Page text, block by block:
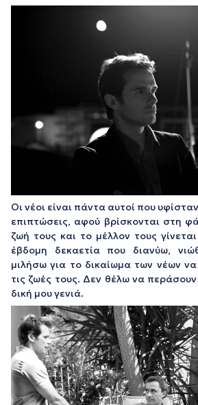
Οι νέοι είναι πάντα αυτοί που
επιπτώσεις, αφού βρίσκονται στη
ζωή τους και το μέλλον τους
έβδομη δεκαετία που διανύω,
μιλήσω για το δικαίωμα των νέων να
τις ζωές τους. Δεν θέλω να
δική μου γενιά.